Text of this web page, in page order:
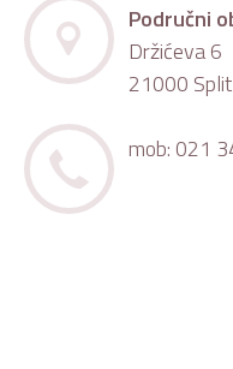
Područni
Držićeva 6
21000 Split
mob: 021